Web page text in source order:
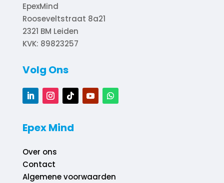
EpexMind
Rooseveltstraat 8a21
2321 BM Leiden
KVK: 89823257
Volg Ons
Epex Mind
Over ons
Contact
Algemene voorwaarden